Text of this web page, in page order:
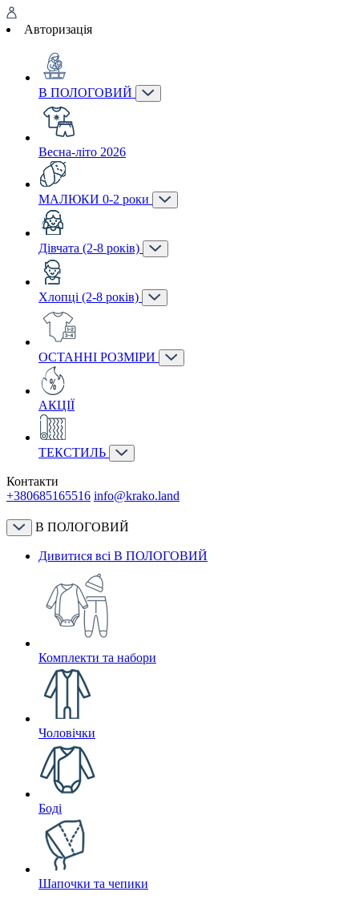
Авторизація
В ПОЛОГОВИЙ
Весна-літо 2026
МАЛЮКИ 0-2 роки
Дівчата (2-8 років)
Хлопці (2-8 років)
ОСТАННІ РОЗМІРИ
АКЦІЇ
ТЕКСТИЛЬ
Контакти
+380685165516 info@krako.land
В ПОЛОГОВИЙ
Дивитися всі В ПОЛОГОВИЙ
Комплекти та набори
Чоловічки
Боді
Шапочки та чепики